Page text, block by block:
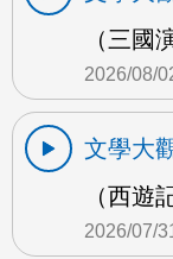
（三國
2026/08/
文學大
（西遊
2026/07/